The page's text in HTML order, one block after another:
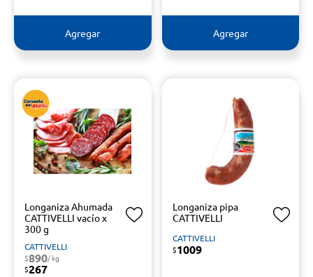
Agregar Agregar
Longaniza Ahumada
CATTIVELLI vacío x
300 g
CATTIVELLI
$890/ kg
$267
Longaniza pipa
CATTIVELLI
CATTIVELLI
$1009